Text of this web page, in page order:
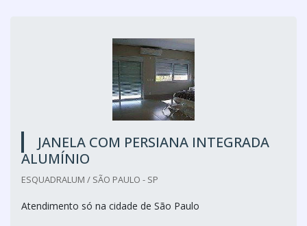
JANELA COM PERSIANA INTEGRADA
ALUMÍNIO
ESQUADRALUM / SÃO PAULO - SP
Atendimento só na cidade de São Paulo